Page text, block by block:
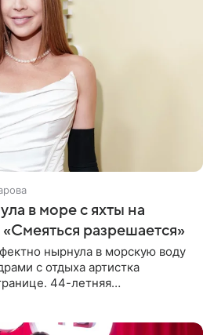
в море с яхты на
разрешается»
нырнула в морскую воду
с отдыха артистка
44-летняя